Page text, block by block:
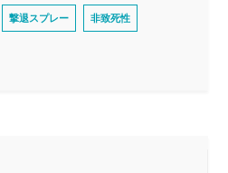
撃退スプレー 非致死性